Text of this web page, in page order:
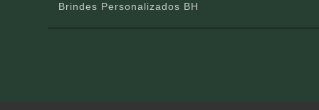
Brindes Personalizados BH